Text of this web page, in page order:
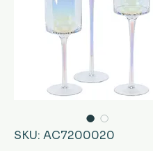
SKU: AC7200020